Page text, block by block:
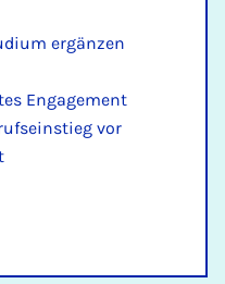
ergänzen
Engagement
vor